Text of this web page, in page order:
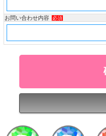
お問い合わせ内容 必須